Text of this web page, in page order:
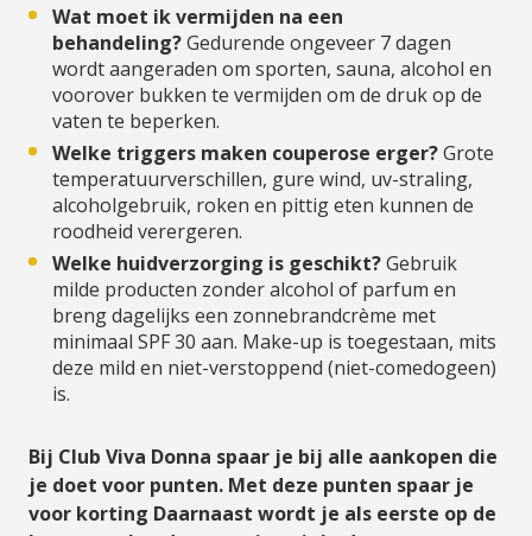
Wat moet ik vermijden na een
behandeling?Gedurende ongeveer 7 dagen
wordt aangeraden om sporten, sauna, alcohol en
voorover bukken te vermijden om de druk op de
vaten te beperken.
Welke triggers maken couperose erger?Grote
temperatuurverschillen, gure wind, uv-straling,
alcoholgebruik, roken en pittig eten kunnen de
roodheid verergeren.
Welke huidverzorging is geschikt?Gebruik
milde producten zonder alcohol of parfum en
breng dagelijks een zonnebrandcrème met
minimaal SPF 30 aan. Make-up is toegestaan, mits
deze mild en niet-verstoppend (niet-comedogeen)
is.
Bij Club Viva Donna spaar je bij alle aankopen die
je doet voor punten. Met deze punten spaar je
voor korting Daarnaast wordt je als eerste op de